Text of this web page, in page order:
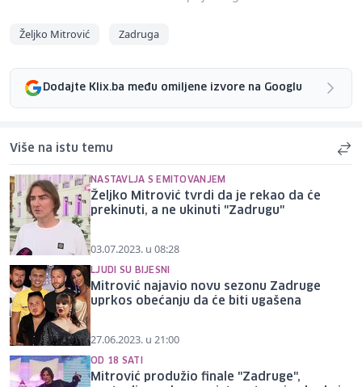
Željko Mitrović Zadruga
Dodajte Klix.ba među omiljene izvore na Googlu
Više na istu temu
NASTAVLJA S EMITOVANJEM
Željko Mitrović tvrdi da je rekao da će
prekinuti, a ne ukinuti "Zadrugu"
03.07.2023. u 08:28
LJUDI SU BIJESNI
Mitrović najavio novu sezonu Zadruge
uprkos obećanju da će biti ugašena
27.06.2023. u 21:00
OD 18 SATI
Mitrović produžio finale "Zadruge",